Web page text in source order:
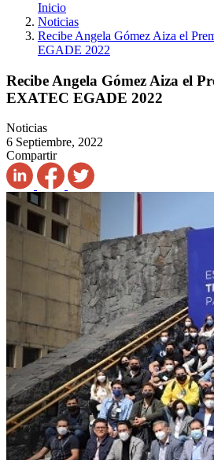
Inicio
Noticias
Recibe Angela Gómez Aiza el
EGADE 2022
Recibe Angela Gómez Aiza el
EXATEC EGADE 2022
Noticias
6 Septiembre, 2022
Compartir